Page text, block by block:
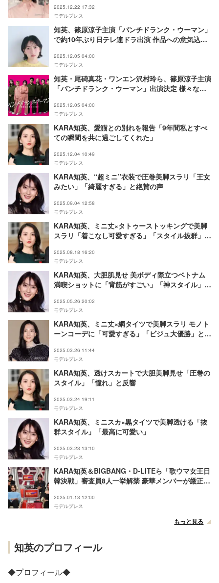
2025.12.22 17:32
モデルプレス
知英、篠原涼子主演「パンチドランク・ウーマン」
で約10年ぶり日テレ連ドラ出演 作品への意気込み
2025.12.05 04:00
モデルプレス
知英・尾碕真花・ワンエン沢村玲ら、篠原涼子主演
「パンチドランク・ウーマン」出演決定 様々な犯
2025.12.05 04:00
モデルプレス
KARA知英、愛猫との別れを報告「9年間私とすべ
ての瞬間を共に過ごしてくれた」
2025.12.04 10:49
モデルプレス
KARA知英、“超ミニ”衣装で圧巻美脚スラリ「王女
みたい」「綺麗すぎる」と絶賛の声
2025.09.04 12:58
モデルプレス
KARA知英、ミニ丈×タトゥーストッキングで美脚
スラリ「着こなし可愛すぎる」「スタイル抜群」と
2025.08.18 16:20
モデルプレス
KARA知英、大胆肌見せ 美ボディ際立つベトナム
満喫ショットに「背筋がすごい」「神スタイル」の
2025.05.26 20:02
モデルプレス
KARA知英、ミニ丈×網タイツで美脚スラリ モノト
ーンコーデに「可愛すぎる」「ビジュ大優勝」と絶
2025.03.26 11:44
モデルプレス
KARA知英、透けスカートで大胆美脚見せ「圧巻の
スタイル」「憧れ」と反響
2025.03.24 19:11
モデルプレス
KARA知英、ミニスカ×黒タイツで美脚透ける「抜
群スタイル」「最高に可愛い」
2025.03.23 13:10
モデルプレス
KARA知英＆BIGBANG・D-LITEら「歌ウマ女王日
韓決戦」審査員8人一挙解禁 豪華メンバーが厳正審
2025.01.13 12:00
モデルプレス
もっと見る
知英のプロフィール
◆プロフィール◆